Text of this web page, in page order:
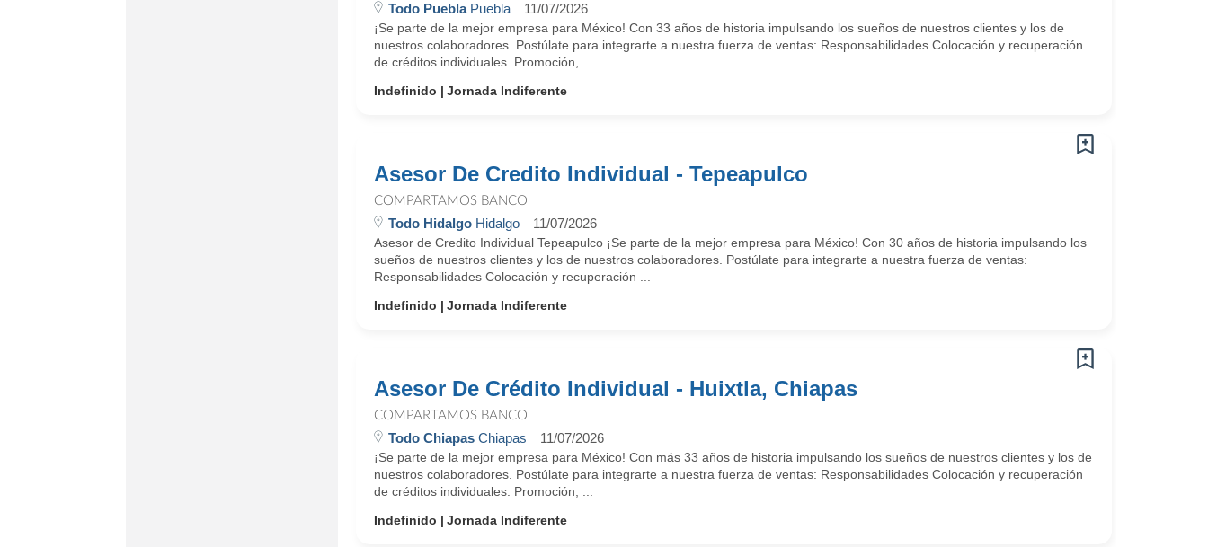
Todo PueblaPuebla 11/07/2026
¡Se parte de la mejor empresa para México! Con 33 años de historia impulsando los sueños de nuestros clientes y los de
nuestros colaboradores. Postúlate para integrarte a nuestra fuerza de ventas: Responsabilidades Colocación y recuperación
de créditos individuales. Promoción, ...
Indefinido
Jornada Indiferente
Asesor De Credito Individual - Tepeapulco
COMPARTAMOS BANCO
Todo HidalgoHidalgo 11/07/2026
Asesor de Credito Individual Tepeapulco ¡Se parte de la mejor empresa para México! Con 30 años de historia impulsando los
sueños de nuestros clientes y los de nuestros colaboradores. Postúlate para integrarte a nuestra fuerza de ventas:
Responsabilidades Colocación y recuperación ...
Indefinido
Jornada Indiferente
Asesor De Crédito Individual - Huixtla, Chiapas
COMPARTAMOS BANCO
Todo ChiapasChiapas 11/07/2026
¡Se parte de la mejor empresa para México! Con más 33 años de historia impulsando los sueños de nuestros clientes y los de
nuestros colaboradores. Postúlate para integrarte a nuestra fuerza de ventas: Responsabilidades Colocación y recuperación
de créditos individuales. Promoción, ...
Indefinido
Jornada Indiferente